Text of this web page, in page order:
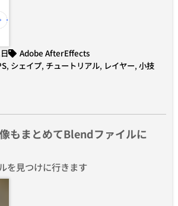
Adobe AfterEffects
, シェイプ, チュートリアル, レイヤー, 小技
もまとめてBlendファイルに
を見つけに行きます